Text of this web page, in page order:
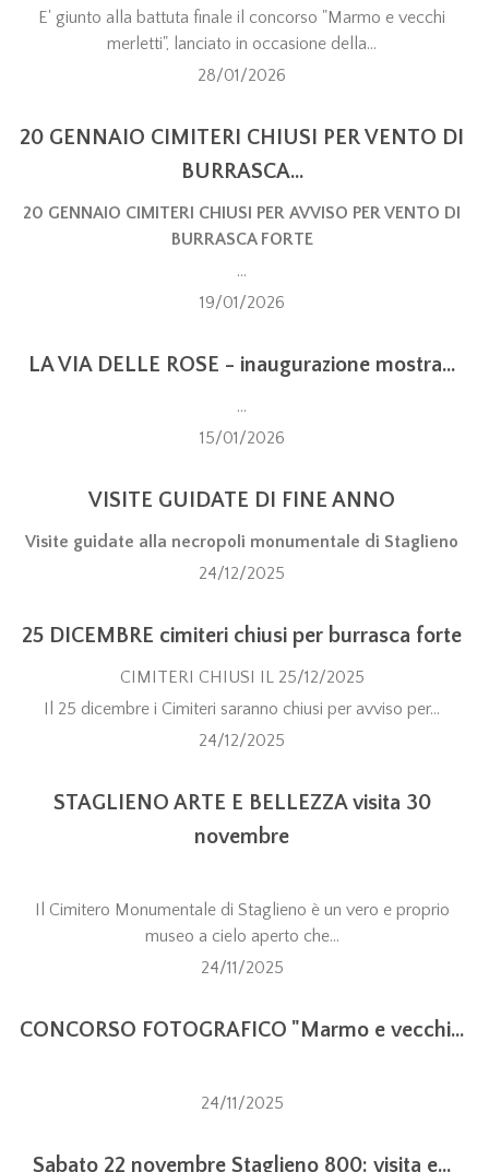
E' giunto alla battuta finale il concorso "Marmo e vecchi
merletti", lanciato in occasione della...
28/01/2026
20 GENNAIO CIMITERI CHIUSI PER VENTO DI
BURRASCA...
20 GENNAIO CIMITERI CHIUSI PER AVVISO PER VENTO DI
BURRASCA FORTE
...
19/01/2026
LA VIA DELLE ROSE - inaugurazione mostra...
...
15/01/2026
VISITE GUIDATE DI FINE ANNO
Visite guidate alla necropoli monumentale di Staglieno
24/12/2025
25 DICEMBRE cimiteri chiusi per burrasca forte
CIMITERI CHIUSI IL 25/12/2025
Il 25 dicembre i Cimiteri saranno chiusi per avviso per...
24/12/2025
STAGLIENO ARTE E BELLEZZA visita 30
novembre
Il Cimitero Monumentale di Staglieno è un vero e proprio
museo a cielo aperto che...
24/11/2025
CONCORSO FOTOGRAFICO "Marmo e vecchi...
24/11/2025
Sabato 22 novembre Staglieno 800: visita e...